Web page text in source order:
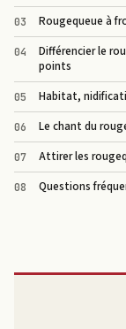
Rougequeue à
Différencier le
points
Habitat,
Le chant du
Attirer les
Questions